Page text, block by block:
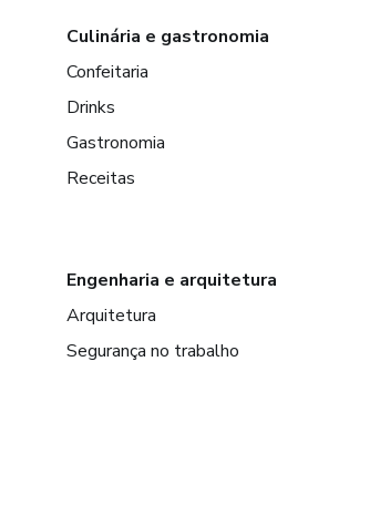
Culinária e gastronomia
Confeitaria
Drinks
Gastronomia
Receitas
Engenharia e arquitetura
Arquitetura
Segurança no trabalho